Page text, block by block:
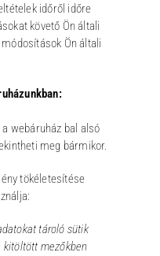
időről időre
követő Ön általi
Ön általi
webáruház bal alsó
meg bármikor.
tökéletesítése
tároló sütik
kitöltött mezőkben